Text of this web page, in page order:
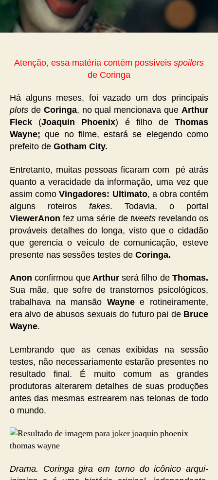
Atenção, essa matéria contém possíveis spoilers
de Coringa
Há alguns meses, foi vazado um dos principais
plots de Coringa, no qual mencionava queArthur
Fleck (Joaquin Phoenix) é filho deThomas
Wayne;que no filme, estará se elegendo como
prefeito de Gotham City.
Entretanto, muitas pessoas ficaram com pé atrás
quanto a veracidade da informação, uma vez que
assim comoVingadores: Ultimato, a obra contém
alguns roteiros fakes. Todavia, o portal
ViewerAnon fez uma série de tweets revelando os
prováveis detalhes do longa, visto que o cidadão
que gerencia o veículo de comunicação, esteve
presente nas sessões testes de Coringa.
Anon confirmou queArthurserá filho deThomas.
Sua mãe, que sofre de transtornos psicológicos,
trabalhava na mansão Waynee rotineiramente,
era alvo de abusos sexuais do futuro pai de Bruce
Wayne.
Lembrando que as cenas exibidas na sessão
testes, não necessariamente estarão presentes no
resultado final. É muito comum as grandes
produtoras alterarem detalhes de suas produções
antes das mesmas estrearem nas telonas de todo
o mundo.
Drama. Coringa gira em torno do icônico arqui-